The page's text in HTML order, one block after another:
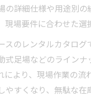
の詳細仕様や用途別の
場要件に合わせた選
スのレンタルカタログ
式足場などのラインナ
により、現場作業の流
やすくなり、無駄な在